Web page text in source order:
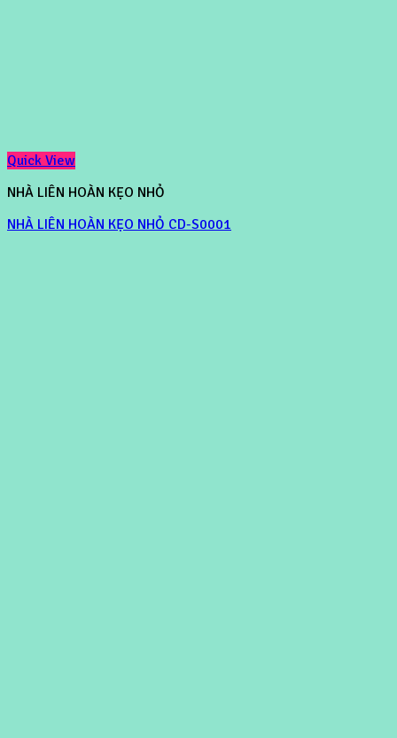
Quick View
NHÀ LIÊN HOÀN KẸO NHỎ
NHÀ LIÊN HOÀN KẸO NHỎ CD-S0001